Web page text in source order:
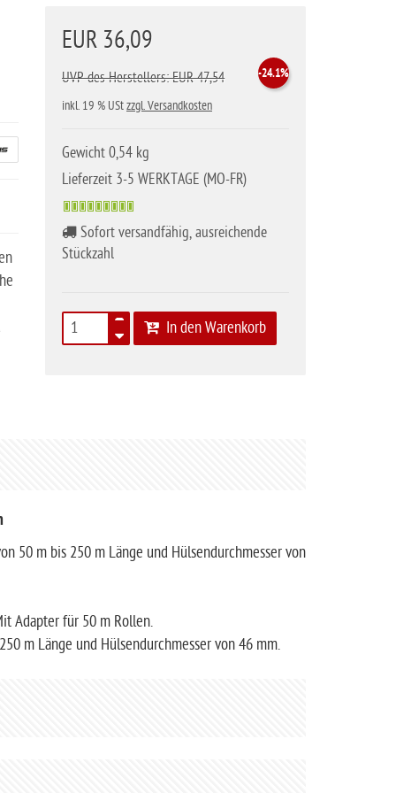
EUR 36,09
-24.1%
UVP des Herstellers: EUR 47,54
inkl. 19 % UStzzgl. Versandkosten
Gewicht 0,54 kg
Lieferzeit 3-5 WERKTAGE (MO-FR)
Sofort versandfähig, ausreichende
Stückzahl
In den Warenkorb
50 m bis 250 m Länge und Hülsendurchmesser von
Adapter für 50 m Rollen.
m Länge und Hülsendurchmesser von 46 mm.